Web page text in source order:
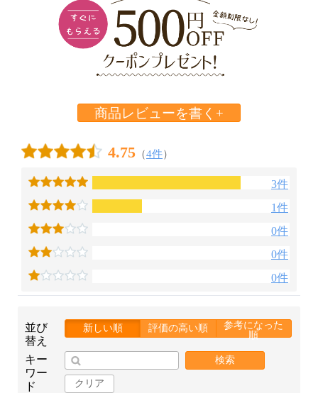
商品レビューを書く+
4.75 （4件）
3件
1件
0件
0件
0件
並び
替え
新しい順 評価の高い順
参考になった
順
キー
ワー
ド
検索
クリア